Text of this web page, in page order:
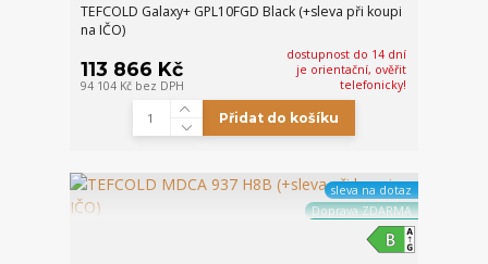
TEFCOLD Galaxy+ GPL10FGD Black (+sleva při koupi
na IČO)
113 866 Kč
94 104 Kč bez DPH
dostupnost do 14 dní
je orientační, ověřit
telefonicky!
Přidat do košíku
sleva na dotaz
Doprava ZDARMA